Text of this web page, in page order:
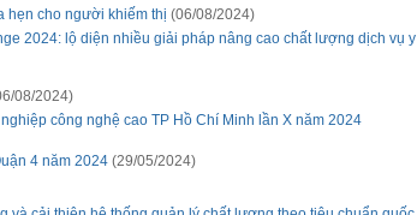
hẹn cho người khiếm thị (06/08/2024)
2024: lộ diện nhiều giải pháp nâng cao chất lượng dịch vụ y
08/2024)
công nghệ cao TP Hồ Chí Minh lần X năm 2024
4 năm 2024(29/05/2024)